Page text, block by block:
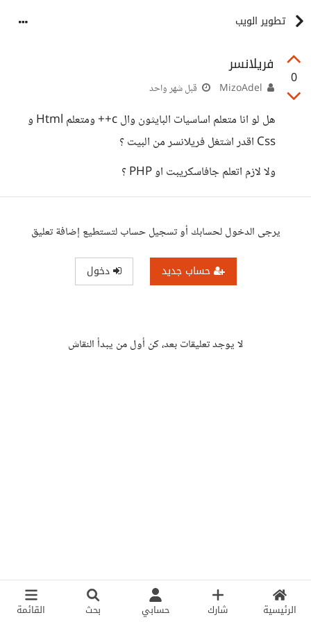
الرئيسية شارك حسابي بحث القائمة
تطوير الويب
0
فريلانسر
قبل شهر واحد
هل لو انا متعلم اساسيات البايثون وال c++ ومتعلم Html و
Css اقدر اشتغل فريلانسر من البيت ؟
ولا لازم اتعلم جافاسكريبت او PHP ؟
يرجى الدخول لحسابك أو تسجيل حساب لتستطيع إضافة تعليق
حساب جديد دخول
لا يوجد تعليقات بعد، كن أول من يبدأ النقاش